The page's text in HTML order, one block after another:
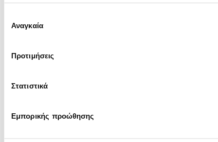
συγκατάθεσης
Αναγκαία
Προτιμήσεις
Στατιστικά
Εμπορικής προώθησης